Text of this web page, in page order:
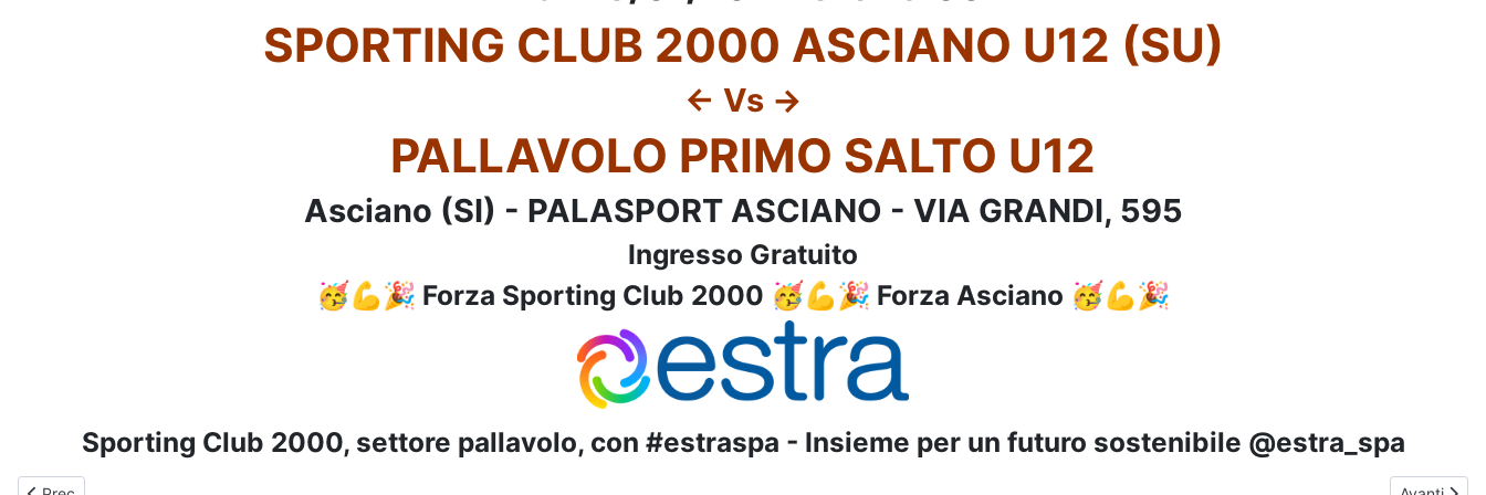
SPORTING CLUB 2000 ASCIANO U12 (SU)
<- Vs ->
PALLAVOLO PRIMO SALTO U12
Asciano (SI) - PALASPORT ASCIANO - VIA GRANDI, 595
Ingresso Gratuito
🥳💪🎉 Forza Sporting Club 2000 🥳💪🎉 Forza Asciano 🥳💪🎉
Sporting Club 2000, settore pallavolo, con #estraspa - Insieme per un futuro sostenibile @estra_spa